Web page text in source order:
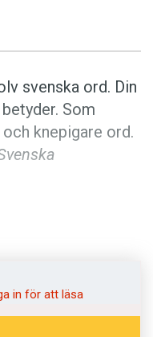
svenska ord. Din
Som
knepigare ord.
betyder?
in för att läsa